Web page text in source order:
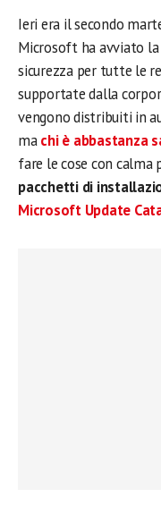
Ieri era il secondo
Microsoft ha avviato
sicurezza per tutte le
supportate dalla
vengono distribuiti in
machi è abbastanza
fare le cose con calma
pacchetti di
Microsoft Update